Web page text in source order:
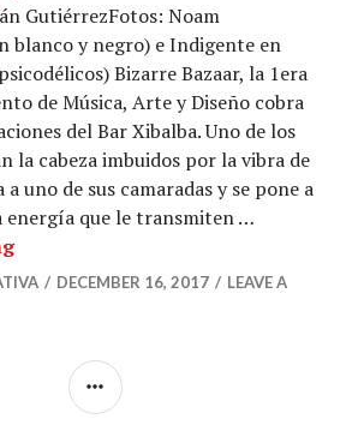
GutiérrezFotos: Noam
blanco y negro) e Indigente en
Bizarre Bazaar, la 1era
de Música, Arte y Diseño cobra
del Bar Xibalba. Uno de los
la cabeza imbuidos por la vibra de
uno de sus camaradas y se pone a
energía que le transmiten …
Bizarre Bazaar: post punk,
DECEMBER 16, 2017
LEAVE A
SIDEBAR